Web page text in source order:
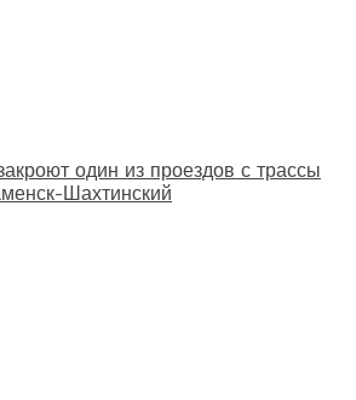
один из проездов с трассы
Шахтинский